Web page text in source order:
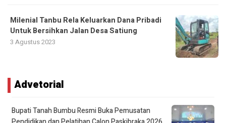
Milenial Tanbu Rela Keluarkan Dana Pribadi
Untuk Bersihkan Jalan Desa Satiung
3 Agustus 2023
Advetorial
Bupati Tanah Bumbu Resmi Buka Pemusatan